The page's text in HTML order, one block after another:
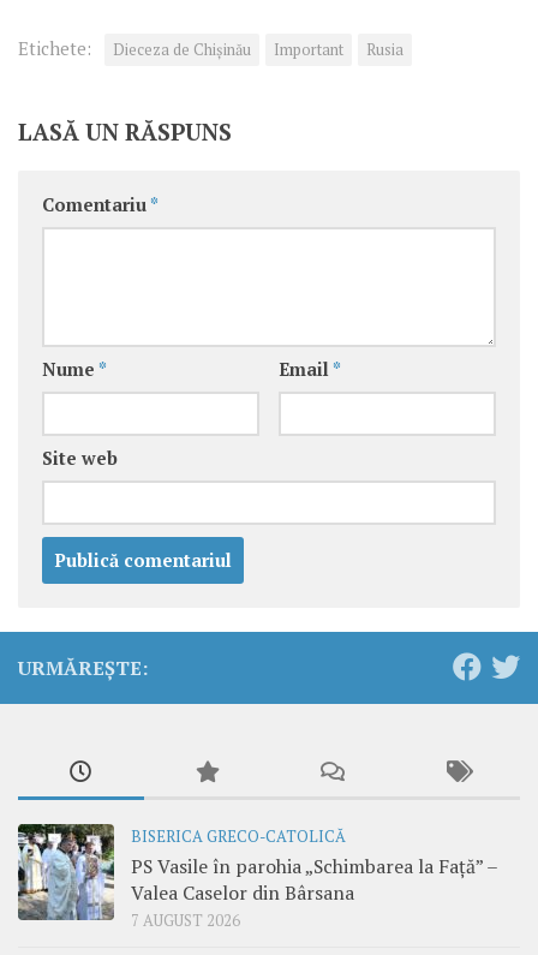
Etichete: Dieceza de Chișinău Important Rusia
LASĂ UN RĂSPUNS
Comentariu *
Nume * Email *
Site web
URMĂREȘTE:
BISERICA GRECO-CATOLICĂ
PS Vasile în parohia „Schimbarea la Față” –
Valea Caselor din Bârsana
7 AUGUST 2026